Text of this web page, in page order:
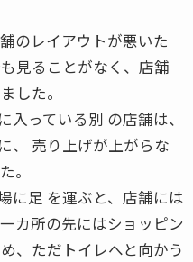
のレイアウトが悪いた
見ることがなく、店舗
した。
っている別 の店舗は、
、 売り上げが上がらな
。
に足 を運ぶと、店舗には
カ所の先にはショッピン
、ただトイレへと向かう